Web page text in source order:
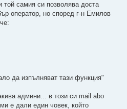
той самия си позволява доста
оператор, но според г-н Емилов
да изпълняват тази функция"
админи... в този си mail abo
е дали един човек, който